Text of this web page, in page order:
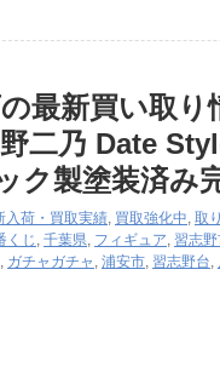
最新買い取
二乃 ​Date
製塗装済み
入荷・買取実績, 買取強化中, 取
くじ , 千葉県, フィギュア, 習志
, ガチャガチャ , 浦安市, 習志野台,